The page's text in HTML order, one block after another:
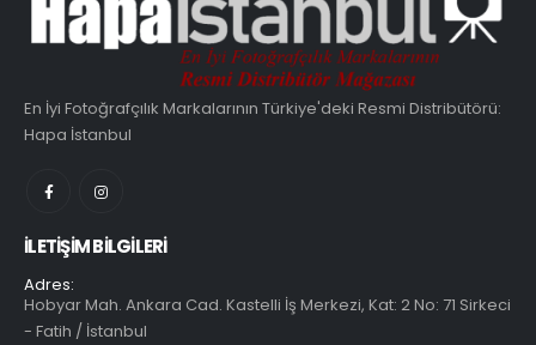
En İyi Fotoğrafçılık Markalarının Türkiye'deki Resmi Distribütörü:
Hapa İstanbul
İLETIŞIM BILGILERI
Adres:
Hobyar Mah. Ankara Cad. Kastelli İş Merkezi, Kat: 2 No: 71 Sirkeci
- Fatih / İstanbul